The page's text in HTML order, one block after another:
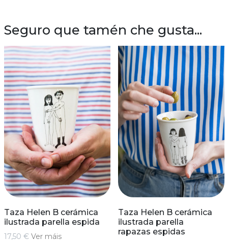
Seguro que tamén che gusta...
Taza Helen B cerámica
ilustrada parella espida
17,50 € Ver máis
Taza Helen B cerámica
ilustrada parella
rapazas espidas